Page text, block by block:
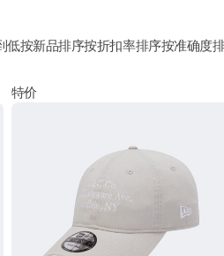
低按新品排序按折扣率排序按准确度
特价